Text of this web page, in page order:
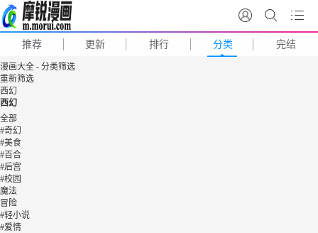
推荐 更新 排行 分类 完结
漫画大全 - 分类筛选
重新筛选
西幻
西幻
全部
#奇幻
#美食
#百合
#后宫
#校园
魔法
冒险
#轻小说
#爱情